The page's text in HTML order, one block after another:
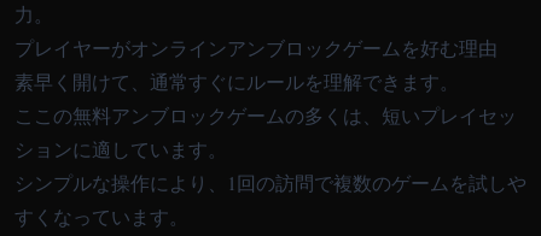
力。
プレイヤーがオンラインアンブロックゲームを好む理由
素早く開けて、通常すぐにルールを理解できます。
ここの無料アンブロックゲームの多くは、短いプレイセッ
ションに適しています。
シンプルな操作により、1回の訪問で複数のゲームを試しや
すくなっています。